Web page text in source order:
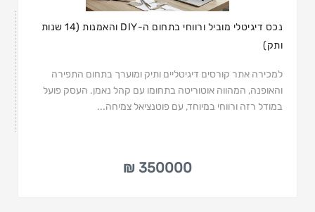
נכס דיגיטלי מוביל ורווחי בתחום ה-DIY והאמנות (14 שנות
ותק)
למכירה אתר קורסים דיגיטליים ותיק ומוערך בתחום התפירה
והאופנה, המהווה אוטוריטה בתחומו עם קהל נאמן. העסק פועל
במודל רזה ורווחי במיוחד, עם פוטנציאל צמיחה...
350000 ₪